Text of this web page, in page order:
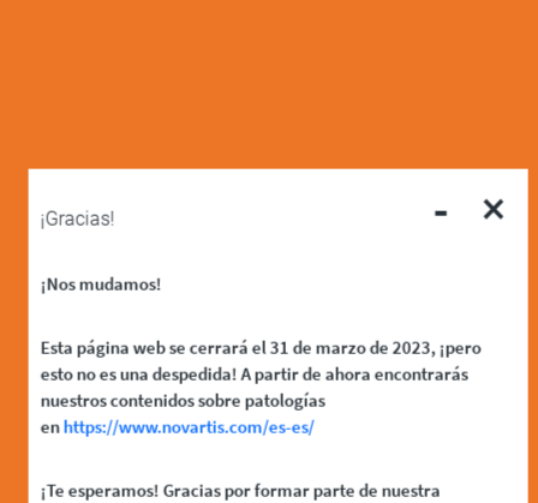
- ×
¡Gracias!
¡Nos mudamos!
Esta página web se cerrará el 31 de marzo de 2023, ¡pero
esto no es una despedida! A partir de ahora encontrarás
nuestros contenidos sobre patologías
enhttps://www.novartis.com/es-es/
¡Te esperamos! Gracias por formar parte de nuestra